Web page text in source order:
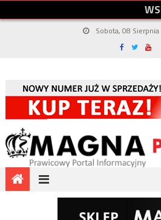
WS
Sobota, 08